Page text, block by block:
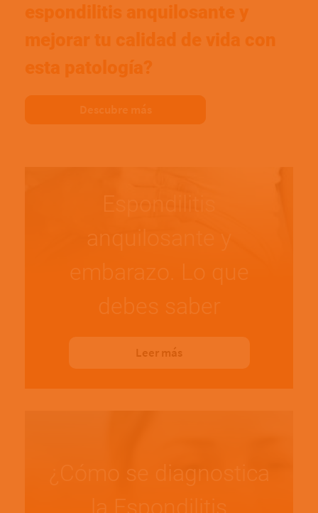
espondilitis anquilosante y
mejorar tu calidad de vida con
esta patología?
Descubre más
anquilosante y
embarazo. Lo que
debes saber
Leer más
¿Cómo se diagnostica
la Espondilitis